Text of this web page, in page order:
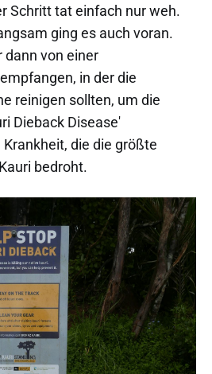
Schritt tat einfach nur weh.
ging es auch voran.
dann von einer
in der die
reinigen sollten, um die
Dieback Disease'
die die größte
bedroht.